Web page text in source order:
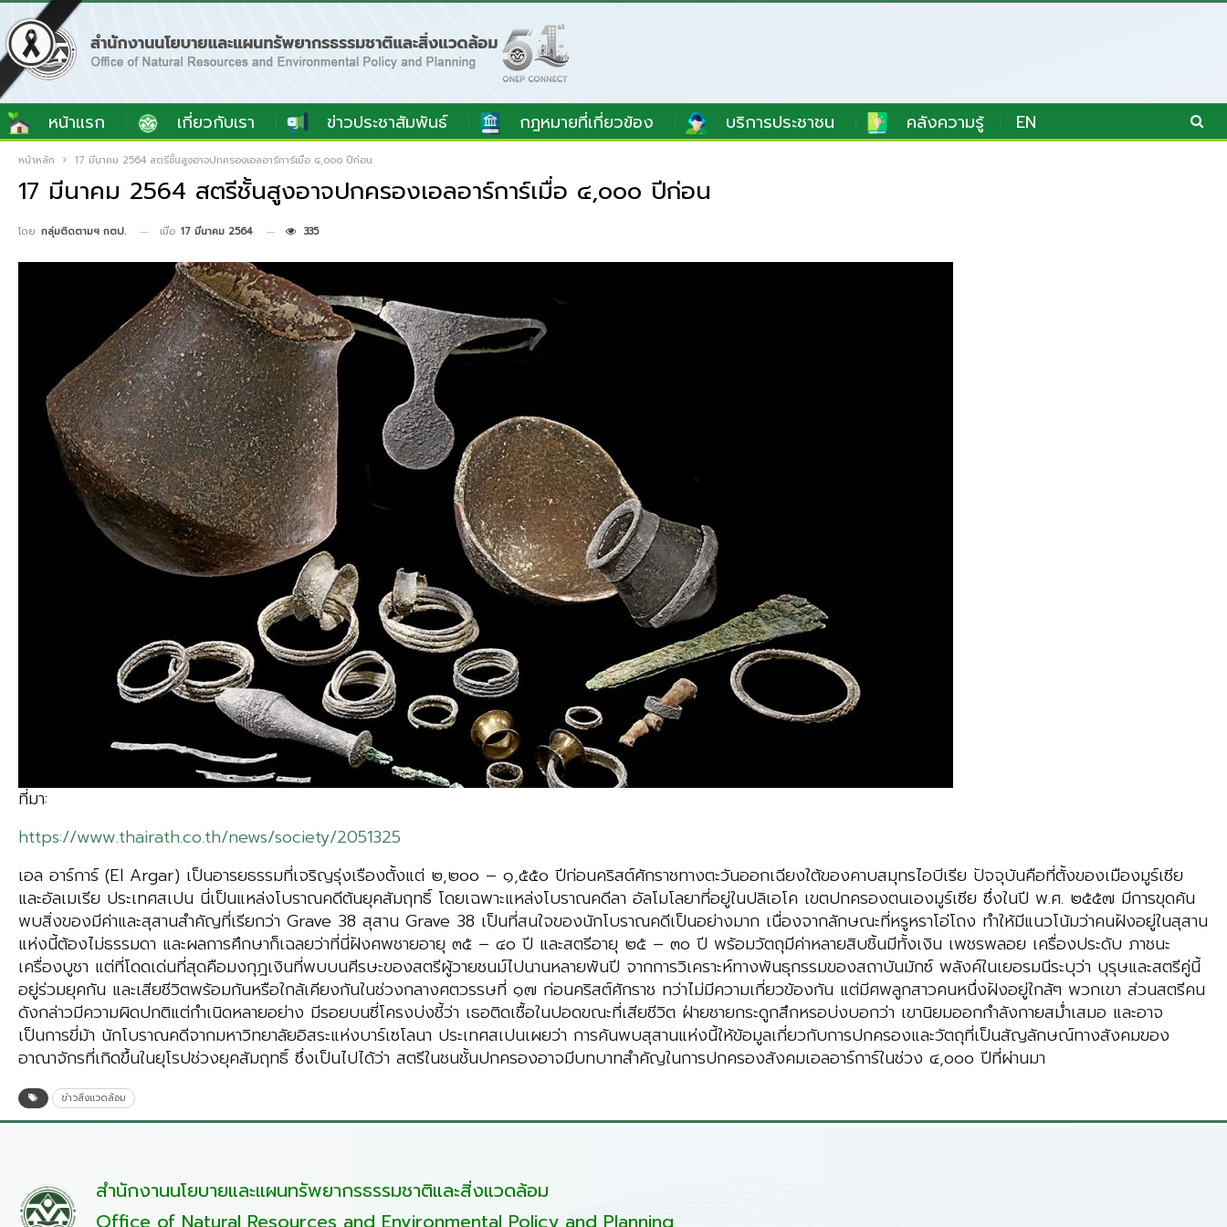
หน้าแรก เกี่ยวกับเรา ข่าวประชาสัมพันธ์ กฎหมายที่เกี่ยวข้อง บริการประชาชน คลังความรู้ EN
หน้าหลัก 17 มีนาคม 2564 สตรีชั้นสูงอาจปกครองเอลอาร์การ์เมื่อ ๔,๐๐๐ ปีก่อน
17 มีนาคม 2564 สตรีชั้นสูงอาจปกครองเอลอาร์การ์เมื่อ ๔,๐๐๐ ปีก่อน
โดย กลุ่มติดตามฯ กตป. เมื่อ 17 มีนาคม 2564 335
ที่มา:
https://www.thairath.co.th/news/society/2051325
เอล อาร์การ์ (El Argar) เป็นอารยธรรมที่เจริญรุ่งเรืองตั้งแต่ ๒,๒๐๐ – ๑,๕๕๐ ปีก่อนคริสต์ศักราชทางตะวันออกเฉียงใต้ของคาบสมุทรไอบีเรีย ปัจจุบันคือที่ตั้งของเมืองมูร์เซีย
และอัลเมเรีย ประเทศสเปน นี่เป็นแหล่งโบราณคดีต้นยุคสัมฤทธิ์ โดยเฉพาะแหล่งโบราณคดีลา อัลโมโลยาที่อยู่ในปลิเอโค เขตปกครองตนเองมูร์เซีย ซึ่งในปี พ.ศ. ๒๕๕๗ มีการขุดค้น
พบสิ่งของมีค่าและสุสานสำคัญที่เรียกว่า Grave 38 สุสาน Grave 38 เป็นที่สนใจของนักโบราณคดีเป็นอย่างมาก เนื่องจากลักษณะที่หรูหราโอ่โถง ทำให้มีแนวโน้มว่าคนฝังอยู่ในสุสาน
แห่งนี้ต้องไม่ธรรมดา และผลการศึกษาก็เฉลยว่าที่นี่ฝังศพชายอายุ ๓๕ – ๔๐ ปี และสตรีอายุ ๒๕ – ๓๐ ปี พร้อมวัตถุมีค่าหลายสิบชิ้นมีทั้งเงิน เพชรพลอย เครื่องประดับ ภาชนะ
เครื่องบูชา แต่ที่โดดเด่นที่สุดคือมงกุฎเงินที่พบบนศีรษะของสตรีผู้วายชนม์ไปนานหลายพันปี จากการวิเคราะห์ทางพันธุกรรมของสถาบันมักซ์ พลังค์ในเยอรมนีระบุว่า บุรุษและสตรีคู่นี้
อยู่ร่วมยุคกัน และเสียชีวิตพร้อมกันหรือใกล้เคียงกันในช่วงกลางศตวรรษที่ ๑๗ ก่อนคริสต์ศักราช ทว่าไม่มีความเกี่ยวข้องกัน แต่มีศพลูกสาวคนหนึ่งฝังอยู่ใกล้ๆ พวกเขา ส่วนสตรีคน
ดังกล่าวมีความผิดปกติแต่กำเนิดหลายอย่าง มีรอยบนซี่โครงบ่งชี้ว่า เธอติดเชื้อในปอดขณะที่เสียชีวิต ฝ่ายชายกระดูกสึกหรอบ่งบอกว่า เขานิยมออกกำลังกายสม่ำเสมอ และอาจ
เป็นการขี่ม้า นักโบราณคดีจากมหาวิทยาลัยอิสระแห่งบาร์เซโลนา ประเทศสเปนเผยว่า การค้นพบสุสานแห่งนี้ให้ข้อมูลเกี่ยวกับการปกครองและวัตถุที่เป็นสัญลักษณ์ทางสังคมของ
อาณาจักรที่เกิดขึ้นในยุโรปช่วงยุคสัมฤทธิ์ ซึ่งเป็นไปได้ว่า สตรีในชนชั้นปกครองอาจมีบทบาทสำคัญในการปกครองสังคมเอลอาร์การ์ในช่วง ๔,๐๐๐ ปีที่ผ่านมา
ข่าวสิ่งแวดล้อม
สำนักงานนโยบายและแผนทรัพยากรธรรมชาติและสิ่งแวดล้อม